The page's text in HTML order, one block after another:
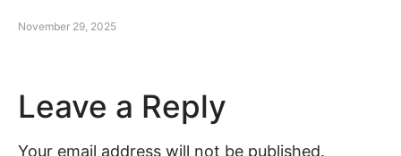
November 29, 2025
Leave a Reply
Your email address will not be published.